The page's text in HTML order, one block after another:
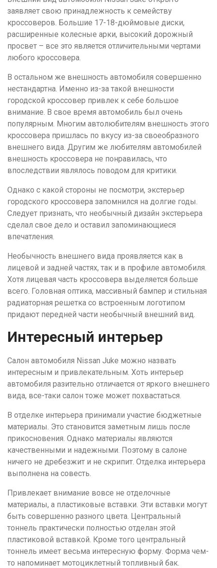
заявляет свою принадлежность к семейству
кроссоверов. Большие 17-18-дюймовые диски,
расширенные колесные арки, высокий дорожный
просвет – все это является отличительными чертами
любого кроссовера.
В остальном же внешность автомобиля совершенно
нестандартна. Именно из-за такой внешности
городской кроссовер привлек к себе большое
внимание. В свое время автомобиль был очень
популярным. Многим автолюбителям внешность этого
кроссовера пришлась по вкусу из-за своеобразного
внешнего вида. Другим же любителям автомобилей
внешность кроссовера не понравилась, что
впоследствии являлось поводом для критики.
Однако с какой стороны не посмотри, экстерьер
городского кроссовера запомнился на долгие годы.
Следует признать, что необычный дизайн экстерьера
сделал свое дело и оставил запоминающиеся
впечатления.
Необычность внешнего вида проявляется как в
лицевой и задней частях, так и в профиле автомобиля.
Хотя лицевая часть кроссовера выделяется больше
всего. Головная оптика, массивный бампер и стильная
радиаторная решетка со встроенным логотипом
придают передней части необычный внешний вид.
Интересный интерьер
Салон автомобиля Nissan Juke можно назвать
интересным и привлекательным. Хоть интерьер
автомобиля разительно отличается от яркого внешнего
вида, все-таки салон тоже может похвастаться.
В отделке интерьера принимали участие бюджетные
материалы. Это становится заметным лишь после
прикосновения. Однако материалы являются
качественными и надежными. Поэтому в салоне
ничего не дребезжит и не скрипит. Отделка интерьера
выполнена на совесть.
Привлекает внимание вовсе не отделочные
материалы, а пластиковые вставки. Эти вставки могут
быть совершенно разного цвета. Центральный
тоннель практически полностью отделан этой
пластиковой вставкой. Кроме того центральный
тоннель имеет весьма интересную форму. Форма чем-
то напоминает мотоциклетный топливный бак.